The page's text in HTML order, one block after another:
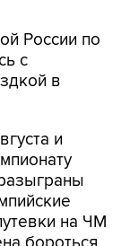
говорится
вопрос
России по
с
в
и